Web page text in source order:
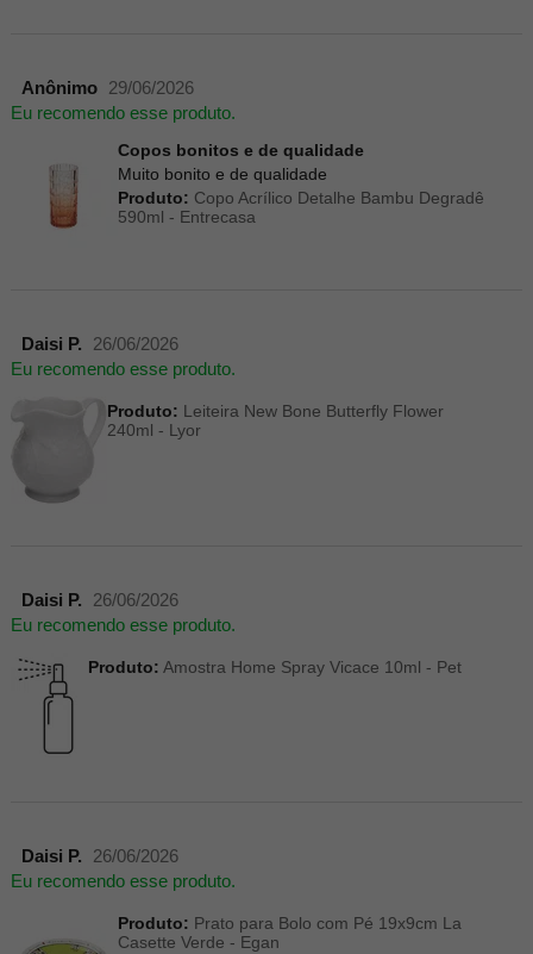
Anônimo
29/06/2026
Eu recomendo esse produto.
Copos bonitos e de qualidade
Muito bonito e de qualidade
Produto: Copo Acrílico Detalhe Bambu Degradê
590ml - Entrecasa
Daisi P.
26/06/2026
Eu recomendo esse produto.
Produto: Leiteira New Bone Butterfly Flower
240ml - Lyor
Daisi P.
26/06/2026
Eu recomendo esse produto.
Produto: Amostra Home Spray Vicace 10ml - Pet
Daisi P.
26/06/2026
Eu recomendo esse produto.
Produto: Prato para Bolo com Pé 19x9cm La
Casette Verde - Egan